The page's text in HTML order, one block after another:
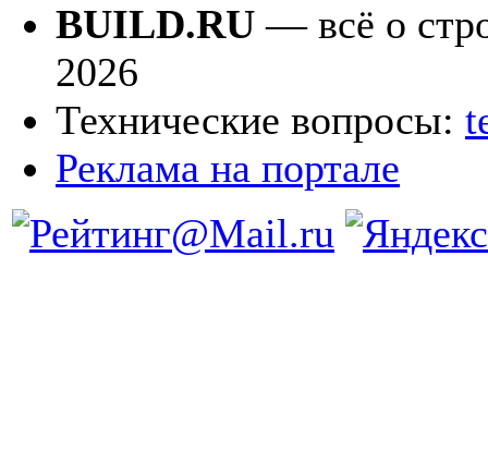
BUILD.RU — всё о
2026
Технические вопросы:
Реклама на портале